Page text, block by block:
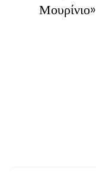
Μουρίνιο»